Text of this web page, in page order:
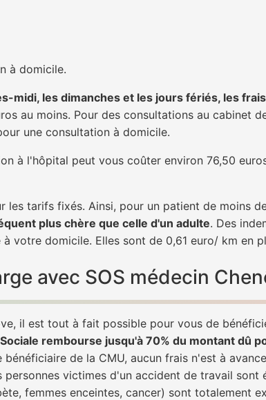
à domicile.
midi, les dimanches et les jours fériés, les
au moins. Pour des consultations au cabinet
une consultation à domicile.
à l'hôpital peut vous coûter environ 76,50
tarifs fixés. Ainsi, pour un patient de moins
plus chère que celle d'un adulte. Des
votre domicile. Elles sont de 0,61 euro/ km en
avec SOS médecin
il est tout à fait possible pour vous de
rembourse jusqu'à 70% du montant dû
bénéficiaire de la CMU, aucun frais n'est à
victimes d'un accident de travail sont
femmes enceintes, cancer) sont totalement